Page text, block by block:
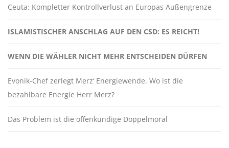
Ceuta: Kompletter Kontrollverlust an Europas Außengrenze
ISLAMISTISCHER ANSCHLAG AUF DEN CSD: ES REICHT!
WENN DIE WÄHLER NICHT MEHR ENTSCHEIDEN DÜRFEN
Evonik-Chef zerlegt Merz‘ Energiewende. Wo ist die
bezahlbare Energie Herr Merz?
Das Problem ist die offenkundige Doppelmoral